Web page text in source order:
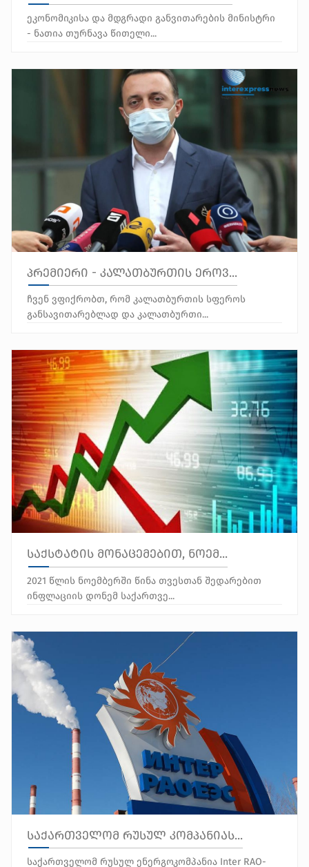
ეკონომიკისა და მდგრადი განვითარების მინისტრი
- ნათია თურნავა წითელი...
პრემიერი - კალათბურთის ეროვ...
ჩვენ ვფიქრობთ, რომ კალათბურთის სფეროს
განსავითარებლად და კალათბურთი...
საქსტატის მონაცემებით, ნოემ...
2021 წლის ნოემბერში წინა თვესთან შედარებით
ინფლაციის დონემ საქართვე...
საქართველომ რუსულ კომპანიას...
საქართველომ რუსულ ენერგოკომპანია Inter RAO-